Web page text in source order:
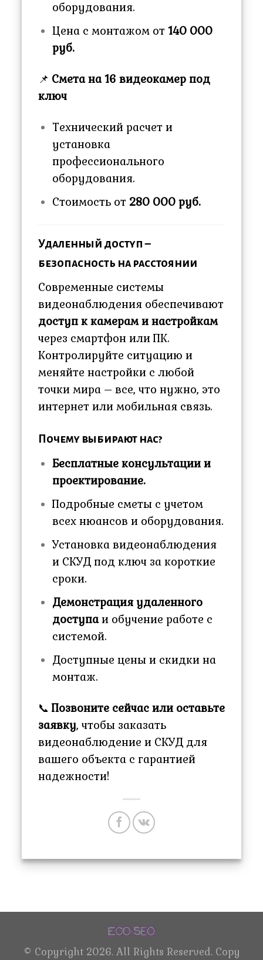
оборудования.
Цена с монтажом от 140 000
руб.
📌 Смета на 16 видеокамер под
ключ
Технический расчет и
установка
профессионального
оборудования.
Стоимость от 280 000 руб.
Удаленный доступ –
безопасность на расстоянии
Современные системы
видеонаблюдения обеспечивают
доступ к камерам и настройкам
через смартфон или ПК.
Контролируйте ситуацию и
меняйте настройки с любой
точки мира – все, что нужно, это
интернет или мобильная связь.
Почему выбирают нас?
Бесплатные консультации и
проектирование.
Подробные сметы с учетом
всех нюансов и оборудования.
Установка видеонаблюдения
и СКУД под ключ за короткие
сроки.
Демонстрация удаленного
доступаи обучение работе с
системой.
Доступные цены и скидки на
монтаж.
📞 Позвоните сейчас или оставьте
заявку, чтобы заказать
видеонаблюдение и СКУД для
вашего объекта с гарантией
надежности!
© Copyright 2026. All Rights Reserved. Copy